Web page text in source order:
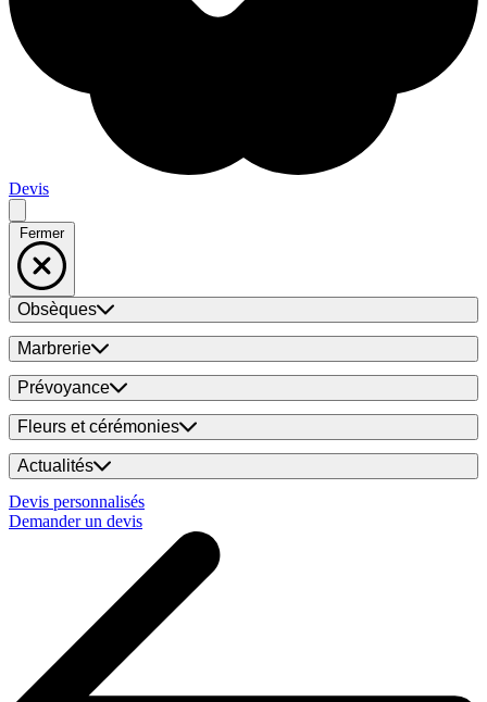
Devis
Fermer
Obsèques
Marbrerie
Prévoyance
Fleurs et cérémonies
Actualités
Devis personnalisés
Demander un devis